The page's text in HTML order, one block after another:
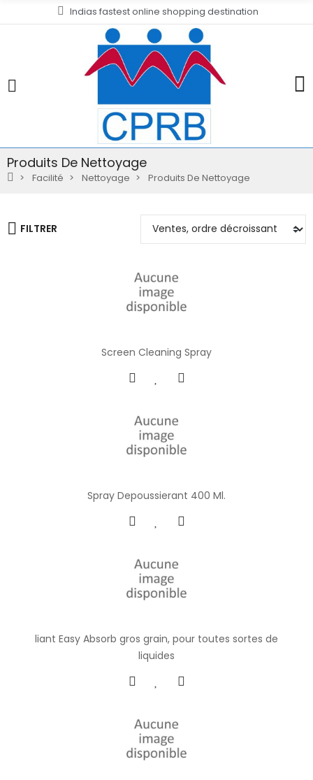
Indias fastest online shopping destination
Produits De Nettoyage
Facilité Nettoyage Produits De Nettoyage
FILTRER
Screen Cleaning Spray
Spray Depoussierant 400 Ml.
liant Easy Absorb gros grain, pour toutes sortes de
liquides